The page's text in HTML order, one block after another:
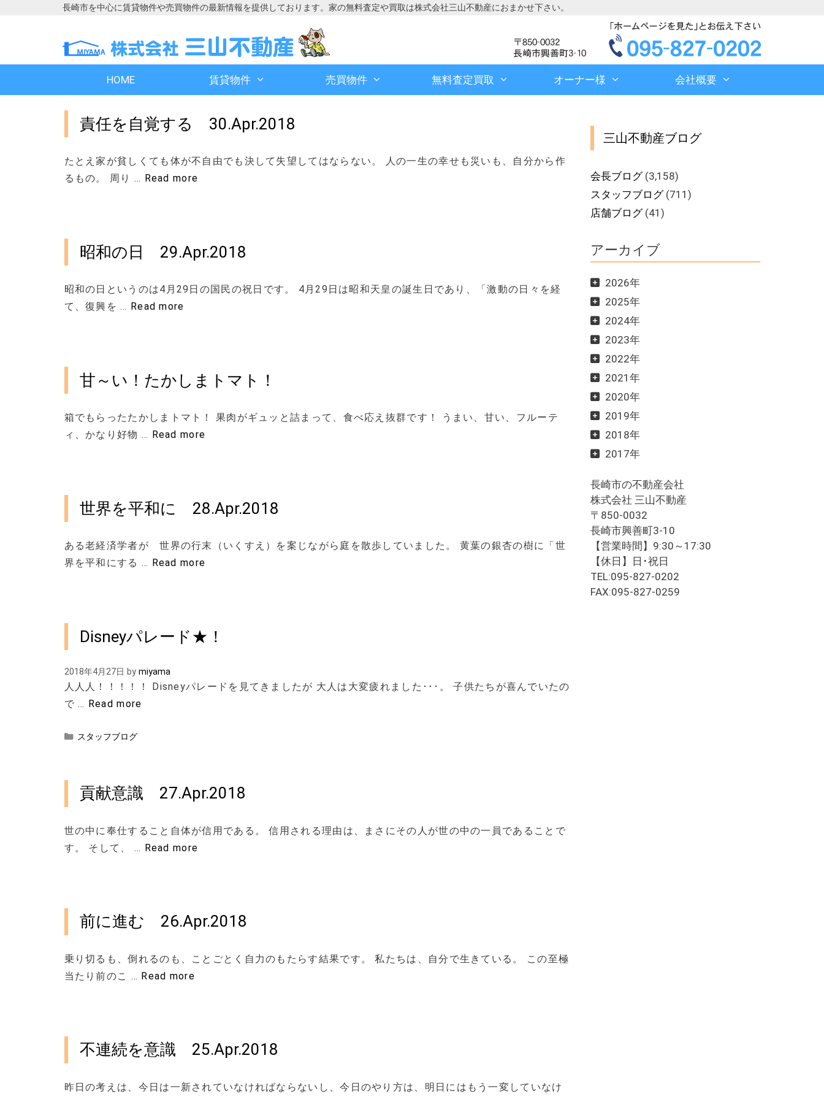
長崎市を中心に賃貸物件や売買物件の最新情報を提供しております。家の無料査定や買取は株式会社三山不動産におまかせ下さい。
ン
へ
ン
へ
HOME 賃貸物件 売買物件 無料査定買取 オーナー様 会社概要
責任を自覚する 30.Apr.2018
たとえ家が貧しくても体が不自由でも決して失望してはならない。 人の一生の幸せも災いも、自分から作
るもの。 周り … Read more
昭和の日 29.Apr.2018
昭和の日というのは4月29日の国民の祝日です。 4月29日は昭和天皇の誕生日であり、「激動の日々を経
て、復興を … Read more
甘～い！たかしまトマト！
箱でもらったたかしまトマト！ 果肉がギュッと詰まって、食べ応え抜群です！ うまい、甘い、フルーテ
ィ、かなり好物 … Read more
世界を平和に 28.Apr.2018
ある老経済学者が 世界の行末（いくすえ）を案じながら庭を散歩していました。 黄葉の銀杏の樹に「世
界を平和にする … Read more
Disneyパレード★！
2018年4月27日 by miyama
人人人！！！！！ Disneyパレードを見てきましたが 大人は大変疲れました･･･。 子供たちが喜んでいたの
で … Read more
カ
ー
スタッフブログ
貢献意識 27.Apr.2018
世の中に奉仕すること自体が信用である。 信用される理由は、まさにその人が世の中の一員であることで
す。 そして、 … Read more
前に進む 26.Apr.2018
乗り切るも、倒れるのも、ことごとく自力のもたらす結果です。 私たちは、自分で生きている。 この至極
当たり前のこ … Read more
不連続を意識 25.Apr.2018
昨日の考えは、今日は一新されていなければならないし、今日のやり方は、明日にはもう一変していなけ
三山不動産ブログ
会長ブログ(3,158)
スタッフブログ(711)
店舗ブログ(41)
アーカイブ
2026年
2025年
2024年
2023年
2022年
2021年
2020年
2019年
2018年
2017年
長崎市の不動産会社
株式会社 三山不動産
〒850-0032
長崎市興善町3-10
【営業時間】9:30～17:30
【休日】日･祝日
TEL:095-827-0202
FAX:095-827-0259